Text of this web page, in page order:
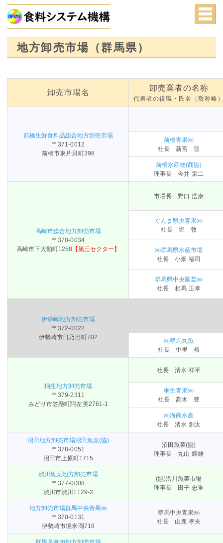
地方卸売市場（群馬県）
卸売市場名
卸売業者の名称
代表者の役職・氏名（敬称略
前橋生鮮食料品総合地方卸売市場
〒371-0012
前橋市東片貝町398
前橋青果㈱
社長 新宮 晋
前橋水産物(商協)
理事長 今井 栄二
高崎市総合地方卸売市場
〒370-0034
高崎市下大類町1258 【第三セクター】
市場長 野口 浩康
ぐんま県央青果㈱
社長 堀 敦
㈱群馬県水産市場
社長 小畑 福司
群馬県中央園芸㈱
社長 相馬 正孝
伊勢崎地方卸売市場
〒372-0022
伊勢崎市日乃出町702
㈱群馬丸魚
社長 中里 裕
桐生地方卸売市場
〒379-2311
みどり市笠懸町阿左美2761-1
社長 清水 祥平
桐生青果㈱
社長 髙木 豊
㈱海商水産
社長 清水 創太
沼田地方卸売市場沼田魚菜(協)
〒378-0051
沼田市上原町1715
沼田魚菜(協)
理事長 丸山 輝雄
渋川魚菜地方卸売市場
〒377-0008
渋川市渋川1129-2
(協)渋川魚菜市場
理事長 田子 忠重
地方卸売市場群馬中央青果㈱
〒370-0131
伊勢崎市境米岡718
群馬中央青果㈱
社長 山鹿 孝夫